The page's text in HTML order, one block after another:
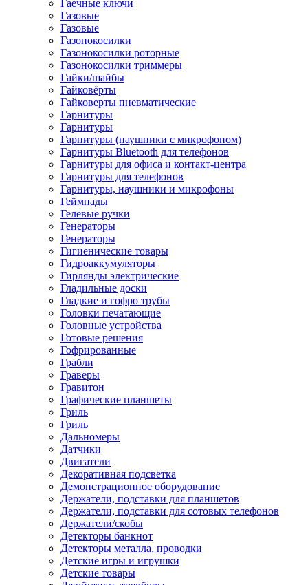
Гаечные ключи
Газовые
Газовые
Газонокосилки
Газонокосилки роторные
Газонокосилки триммеры
Гайки/шайбы
Гайковёрты
Гайковерты пневматические
Гарнитуры
Гарнитуры
Гарнитуры (наушники с микрофоном)
Гарнитуры Bluetooth для телефонов
Гарнитуры для офиса и контакт-центра
Гарнитуры для телефонов
Гарнитуры, наушники и микрофоны
Геймпады
Гелевые ручки
Генераторы
Генераторы
Гигиенические товары
Гидроаккумуляторы
Гирлянды электрические
Гладильные доски
Гладкие и гофро трубы
Головки печатающие
Головные устройства
Готовые решения
Гофрированные
Грабли
Граверы
Гравитон
Графические планшеты
Гриль
Гриль
Дальномеры
Датчики
Двигатели
Декоративная подсветка
Демонстрационное оборудование
Держатели, подставки для планшетов
Держатели, подставки для сотовых телефонов
Держатели/скобы
Детекторы банкнот
Детекторы металла, проводки
Детские игры и игрушки
Детские товары